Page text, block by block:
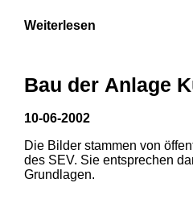
Weiterlesen
Bau der Anlage
10-06-2002
Die Bilder stammen von
des SEV. Sie entsprechen
Grundlagen.